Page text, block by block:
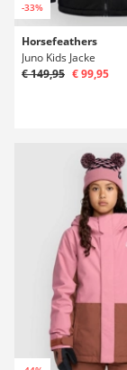
-33%
Horsefeathers
Juno Kids Jacke
€ 149,95 € 99,95